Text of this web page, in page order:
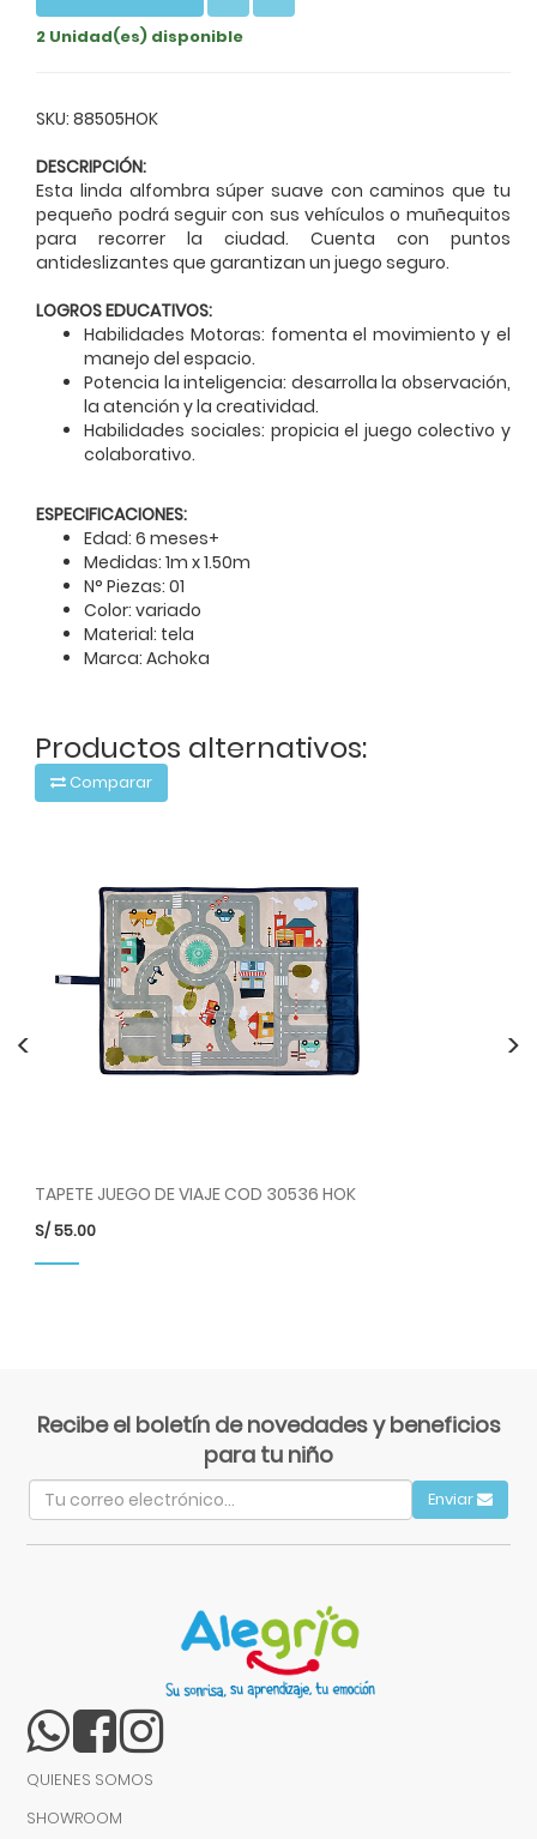
2 Unidad(es) disponible
SKU: 88505HOK
DESCRIPCIÓN:
Esta linda alfombra súper suave con caminos que tu
pequeño podrá seguir con sus vehículos o muñequitos
para recorrer la ciudad. Cuenta con puntos
antideslizantes que garantizan un juego seguro.
LOGROS EDUCATIVOS:
Habilidades Motoras: fomenta el movimiento y el
manejo del espacio.
Potencia la inteligencia: desarrolla la observación,
la atención y la creatividad.
Habilidades sociales: propicia el juego colectivo y
colaborativo.
ESPECIFICACIONES:
Edad: 6 meses+
Medidas: 1m x 1.50m
N° Piezas: 01
Color: variado
Material: tela
Marca: Achoka
Productos alternativos:
Comparar
TAPETE JUEGO DE VIAJE COD 30536 HOK
S/55.00
< >
Recibe el boletín de novedades y beneficios
para tu niño
Enviar
QUIENES SOMOS
SHOWROOM